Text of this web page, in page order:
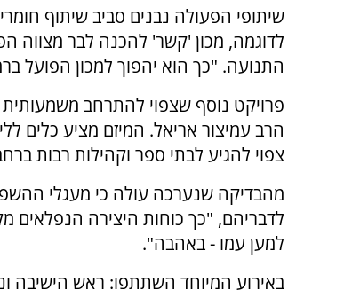
שיתופי הפעולה נבנים סביב שיתוף
לדוגמה, מכון 'קשר' להכנה לבר מצווה
התנועה. "כך הוא יהפוך למכון הפועל
פרויקט נוסף שצפוי להתרחב
הרב עמיצור אריאל. המיזם מציע כלים
צפוי להגיע לבתי ספר וקהילות רבות
מהבדיקה שנערכה עולה כי מעגלי
לדבריהם, "כך כוחות היצירה הנפלאים
למען עמו - באהבה".
באירוע המיוחד השתתפו: ראש הישיבה